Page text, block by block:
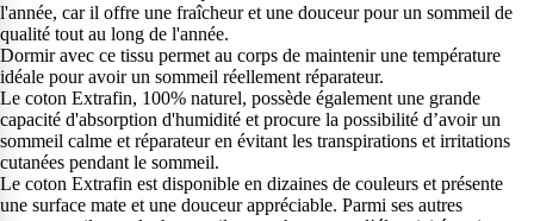
l'année, car il offre une fraîcheur et une douceur pour un sommeil de
qualité tout au long de l'année.
Dormir avec ce tissu permet au corps de maintenir une température
idéale pour avoir un sommeil réellement réparateur.
Le coton Extrafin, 100% naturel, possède également une grande
capacité d'absorption d'humidité et procure la possibilité d’avoir un
sommeil calme et réparateur en évitant les transpirations et irritations
cutanées pendant le sommeil.
Le coton Extrafin est disponible en dizaines de couleurs et présente
une surface mate et une douceur appréciable. Parmi ses autres